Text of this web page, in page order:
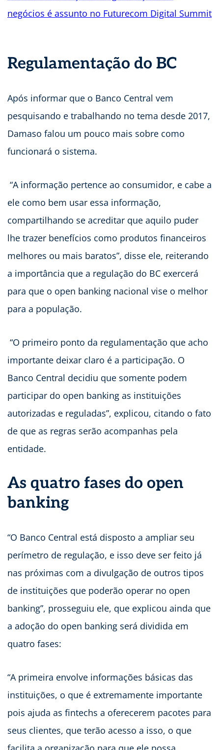
negócios é assunto no Futurecom Digital Summit
Regulamentação do BC
Após informar que o Banco Central vem
pesquisando e trabalhando no tema desde 2017,
Damaso falou um pouco mais sobre como
funcionará o sistema.
“A informação pertence ao consumidor, e cabe a
ele como bem usar essa informação,
compartilhando se acreditar que aquilo puder
lhe trazer benefícios como produtos financeiros
melhores ou mais baratos”, disse ele, reiterando
a importância que a regulação do BC exercerá
para que o open banking nacional vise o melhor
para a população.
“O primeiro ponto da regulamentação que acho
importante deixar claro é a participação. O
Banco Central decidiu que somente podem
participar do open banking as instituições
autorizadas e reguladas”, explicou, citando o fato
de que as regras serão acompanhas pela
entidade.
As quatro fases do open
banking
“O Banco Central está disposto a ampliar seu
perímetro de regulação, e isso deve ser feito já
nas próximas com a divulgação de outros tipos
de instituições que poderão operar no open
banking”, prosseguiu ele, que explicou ainda que
a adoção do open banking será dividida em
quatro fases:
“A primeira envolve informações básicas das
instituições, o que é extremamente importante
pois ajuda as fintechs a oferecerem pacotes para
seus clientes, que terão acesso a isso, o que